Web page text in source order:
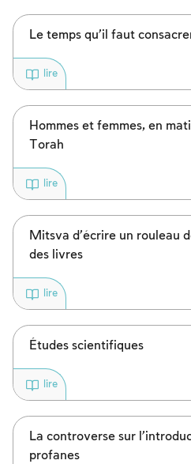
Le temps qu’il faut
lire
Hommes et femmes, en
Torah
lire
Mitsva d’écrire un rouleau
des livres
lire
Études scientifiques
lire
La controverse sur
profanes
Inscription
Afin d'enregistrer ce
Inscription